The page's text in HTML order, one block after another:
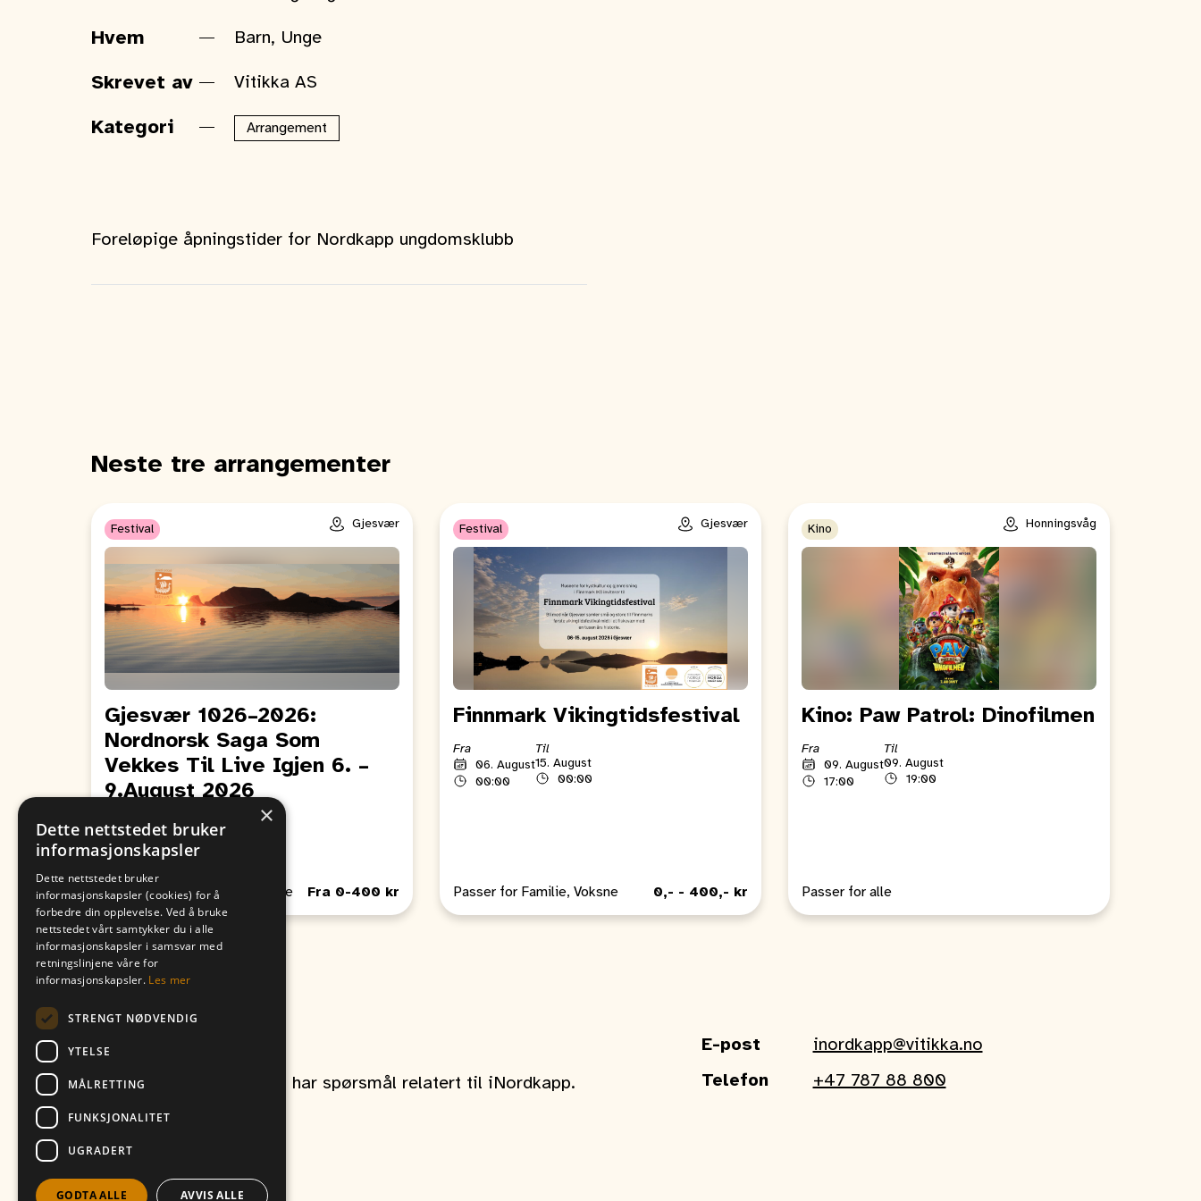
Hvem Barn, Unge
Skrevet av Vitikka AS
Kategori Arrangement
Foreløpige åpningstider for Nordkapp ungdomsklubb
Neste tre arrangementer
Festival Gjesvær
Gjesvær 1026–2026:
Nordnorsk Saga Som
Vekkes Til Live Igjen 6. –
9.August 2026
Fra
00:00
Til
09. August
Passer for Barn, Unge, Voksne Fra 0-400 kr
Festival Gjesvær
Finnmark Vikingtidsfestival
Fra
06. August
00:00
Til
15. August
00:00
Passer for Familie, Voksne 0,- - 400,- kr
Kino Honningsvåg
Kino: Paw Patrol: Dinofilmen
Fra
09. August
17:00
Til
09. August
19:00
Passer for alle
Kontakt oss
Ta gjerne kontakt om du har spørsmål relatert til iNordkapp.
E-post
inordkapp@vitikka.no
Telefon
+47 787 88 800
×
Dette nettstedet bruker
informasjonskapsler
Dette nettstedet bruker
informasjonskapsler (cookies) for å
forbedre din opplevelse. Ved å bruke
nettstedet vårt samtykker du i alle
informasjonskapsler i samsvar med
retningslinjene våre for
informasjonskapsler. Les mer
STRENGT NØDVENDIG
YTELSE
MÅLRETTING
FUNKSJONALITET
UGRADERT
GODTA ALLE AVVIS ALLE